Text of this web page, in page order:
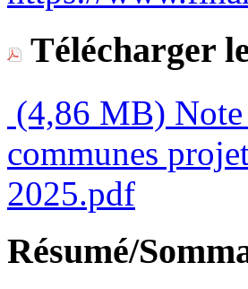
Télécharger
(4,86 MB)
communes
2025.pdf
Résumé/